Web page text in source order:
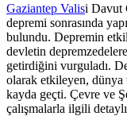
Gaziantep Valisi Davut
depremi sonrasında
bulundu. Depremin
devletin
getirdiğini vurguladı.
olarak etkileyen,
kayda geçti. Çevre ve
çalışmalarla ilgili